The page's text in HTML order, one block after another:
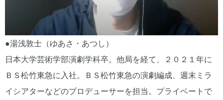
●湯浅敦士（ゆあさ・あつし）
日本大学芸術学部演劇学科卒。他局を経て、２０２１年に
ＢＳ松竹東急に入社。ＢＳ松竹東急の演劇編成、週末ミラ
イシアターなどのプロデューサーを担当。プライベートで